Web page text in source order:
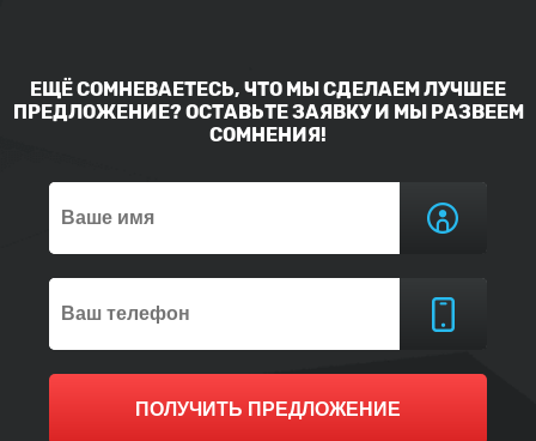
ЕЩЁ СОМНЕВАЕТЕСЬ, ЧТО МЫ СДЕЛАЕМ ЛУЧШЕЕ
ПРЕДЛОЖЕНИЕ? ОСТАВЬТЕ ЗАЯВКУ И МЫ РАЗВЕЕМ
СОМНЕНИЯ!
ПОЛУЧИТЬ ПРЕДЛОЖЕНИЕ